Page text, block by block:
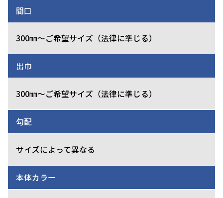
間口
300㎜～ご希望サイズ（法律に準じる）
出巾
300㎜～ご希望サイズ（法律に準じる）
勾配
サイズによって異なる
本体カラー